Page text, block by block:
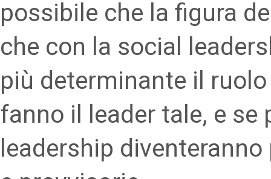
possibile che la figura
che con la social
più determinante il
fanno il leader tale, e
leadership